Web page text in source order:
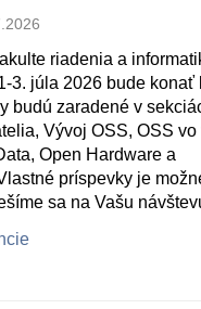
riadenia a
3. júla 2026 bude konať
budú zaradené v
Vývoj OSS, OSS
Open Hardware a
príspevky je
sa na Vašu